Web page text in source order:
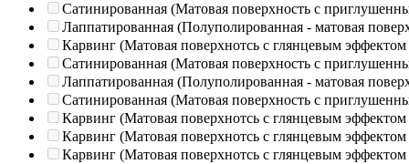
Сатинированная (Матовая поверхность с
Лаппатированная (Полуполированная - матовая
Карвинг (Матовая поверхнотсь с глянцевым эффектом
Сатинированная (Матовая поверхность с
Лаппатированная (Полуполированная - матовая
Сатинированная (Матовая поверхность с
Карвинг (Матовая поверхнотсь с глянцевым эффектом
Карвинг (Матовая поверхнотсь с глянцевым эффектом
Карвинг (Матовая поверхнотсь с глянцевым эффектом